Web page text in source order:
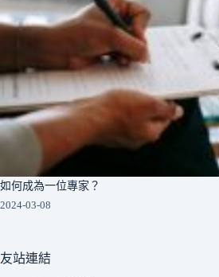
如何成為一位專家？
2024-03-08
友站連結